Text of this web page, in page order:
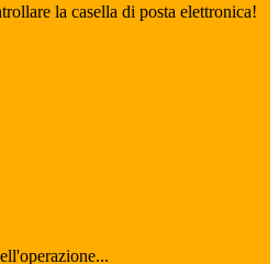
la casella di posta elettronica!